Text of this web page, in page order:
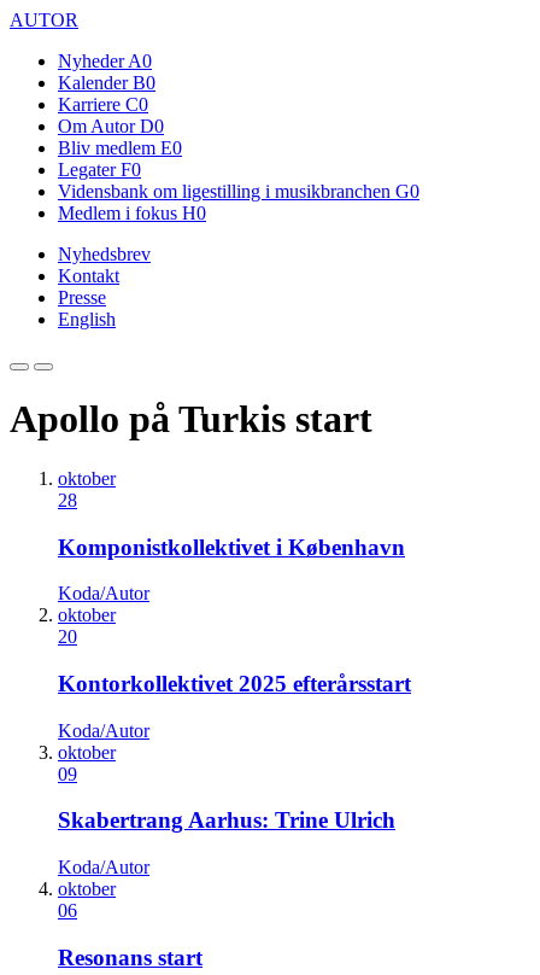
AUTOR
Nyheder A0
Kalender B0
Karriere C0
Om Autor D0
Bliv medlem E0
Legater F0
Vidensbank om ligestilling i musikbranchen G0
Medlem i fokus H0
Nyhedsbrev
Kontakt
Presse
English
Apollo på Turkis start
oktober
28
Komponistkollektivet i København
Koda/Autor
oktober
20
Kontorkollektivet 2025 efterårsstart
Koda/Autor
oktober
09
Skabertrang Aarhus: Trine Ulrich
Koda/Autor
oktober
06
Resonans start